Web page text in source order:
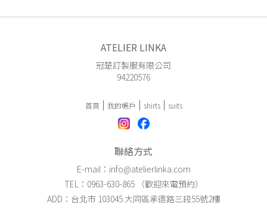
ATELIER LINKA
冠楚訂製服有限公司
94220576
首頁 我的帳戶 shirts suits
聯絡方式
E-mail：info@atelierlinka.com
TEL：0963-630-865 （歡迎來電預約）
ADD：台北市 103045 大同區承德路三段55號2樓